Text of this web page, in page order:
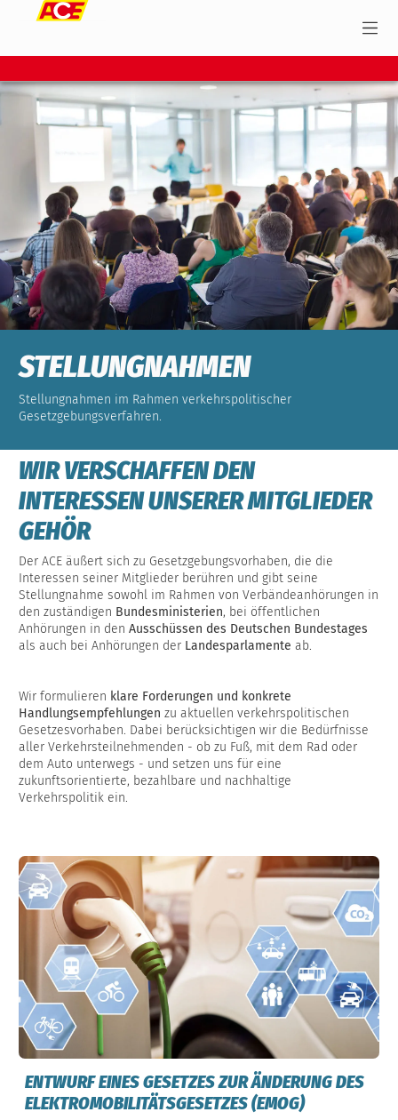
STELLUNGNAHMEN
Stellungnahmen im Rahmen verkehrspolitischer
Gesetzgebungsverfahren.
WIR VERSCHAFFEN DEN
INTERESSEN UNSERER MITGLIEDER
GEHÖR
Der ACE äußert sich zu Gesetzgebungsvorhaben, die die
Interessen seiner Mitglieder berühren und gibt seine
Stellungnahme sowohl im Rahmen von Verbändeanhörungen in
den zuständigen Bundesministerien, bei öffentlichen
Anhörungen in den Ausschüssen des Deutschen Bundestages
als auch bei Anhörungen der Landesparlamente ab.
Wir formulieren klare Forderungen und konkrete
Handlungsempfehlungen zu aktuellen verkehrspolitischen
Gesetzesvorhaben. Dabei berücksichtigen wir die Bedürfnisse
aller Verkehrsteilnehmenden - ob zu Fuß, mit dem Rad oder
dem Auto unterwegs - und setzen uns für eine
zukunftsorientierte, bezahlbare und nachhaltige
Verkehrspolitik ein.
ENTWURF EINES GESETZES ZUR ÄNDERUNG DES
ELEKTROMOBILITÄTSGESETZES (EMOG)